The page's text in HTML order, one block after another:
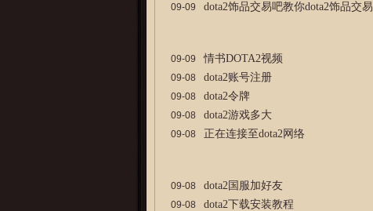
09-09 dota2饰品交易吧教你dota2饰品交易
09-09 情书DOTA2视频
09-08 dota2账号注册
09-08 dota2令牌
09-08 dota2游戏多大
09-08 正在连接至dota2网络
09-08 dota2国服加好友
09-08 dota2下载安装教程